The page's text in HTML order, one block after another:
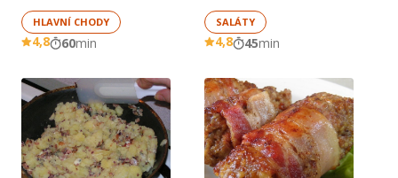
HLAVNÍ CHODY
4,8 60min
SALÁTY
4,8 45min